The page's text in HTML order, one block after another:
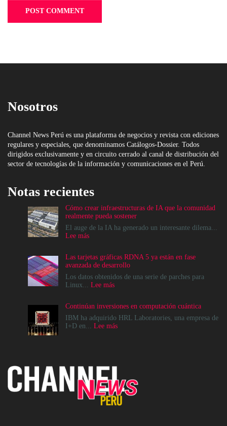
Nosotros
Channel News Perú es una plataforma de negocios y revista con ediciones
regulares y especiales, que denominamos Catálogos-Dossier. Todos
dirigidos exclusivamente y en circuito cerrado al canal de distribución del
sector de tecnologías de la información y comunicaciones en el Perú.
Notas recientes
Cómo crear infraestructuras de IA que la comunidad
realmente pueda sostener
El auge de la IA ha generado un interesante dilema...
Lee más:
infraestructuras
de
IA
que
realmente
pueda
sostener
Las tarjetas gráficas RDNA 5 ya están en fase
avanzada de desarrollo
Los datos obtenidos de una serie de parches para
Linux... Lee más:
gráficas
RDNA
5
avanzada
desarrollo
Continúan inversiones en computación cuántica
IBM ha adquirido HRL Laboratories, una empresa de
I+D en... Lee más: